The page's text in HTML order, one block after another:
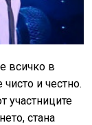
всичко в
чисто и честно.
участниците
стана